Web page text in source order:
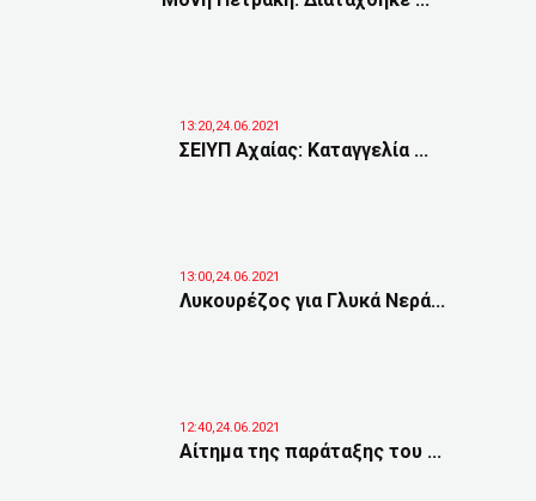
13:20,24.06.2021
ΣΕΙΥΠ Αχαίας: Καταγγελία ...
13:00,24.06.2021
Λυκουρέζος για Γλυκά Νερά...
12:40,24.06.2021
Αίτημα της παράταξης του ...